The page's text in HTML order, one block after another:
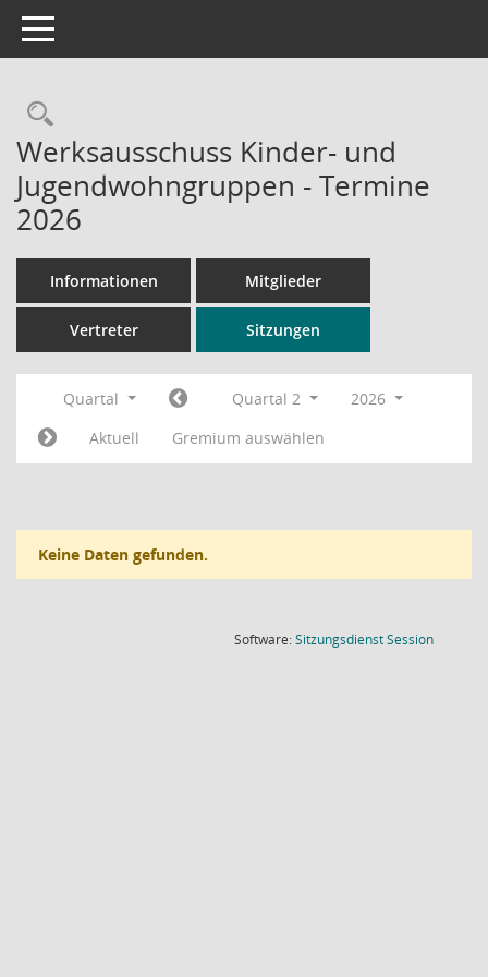
Toggle navigation
Rechercheauswahl
Werksausschuss Kinder- und
Jugendwohngruppen - Termine
2026
Informationen Mitglieder
Vertreter Sitzungen
Quartal Quartal 2
2026
Aktuell
Gremium auswählen
Keine Daten gefunden.
Software:SitzungsdienstSession(Wird in